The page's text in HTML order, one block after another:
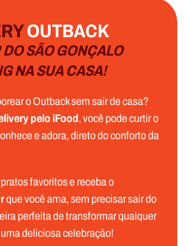
OUTBACK
SÃO GONÇALO
NA SUA CASA!
o Outback sem sair de casa?
pelo iFood, você pode curtir o
e adora, direto do conforto da
favoritos e receba o
que você ama, sem precisar sair do
perfeita de transformar qualquer
deliciosa celebração!